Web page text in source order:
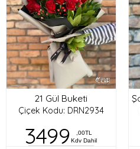
21 Gül Buketi
Çiçek Kodu: DRN2934
3499
,00TL
Kdv Dahil